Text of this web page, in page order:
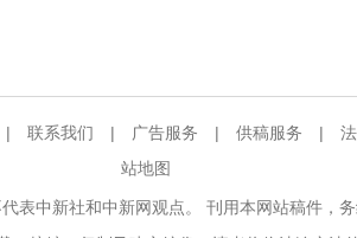
| 联系我们 | 广告服务 | 供稿服务 |
站地图
表中新社和中新网观点。 刊用本网站稿件，